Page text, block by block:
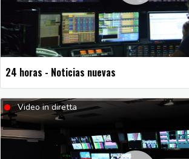
24 horas - Noticias nuevas
Video in diretta